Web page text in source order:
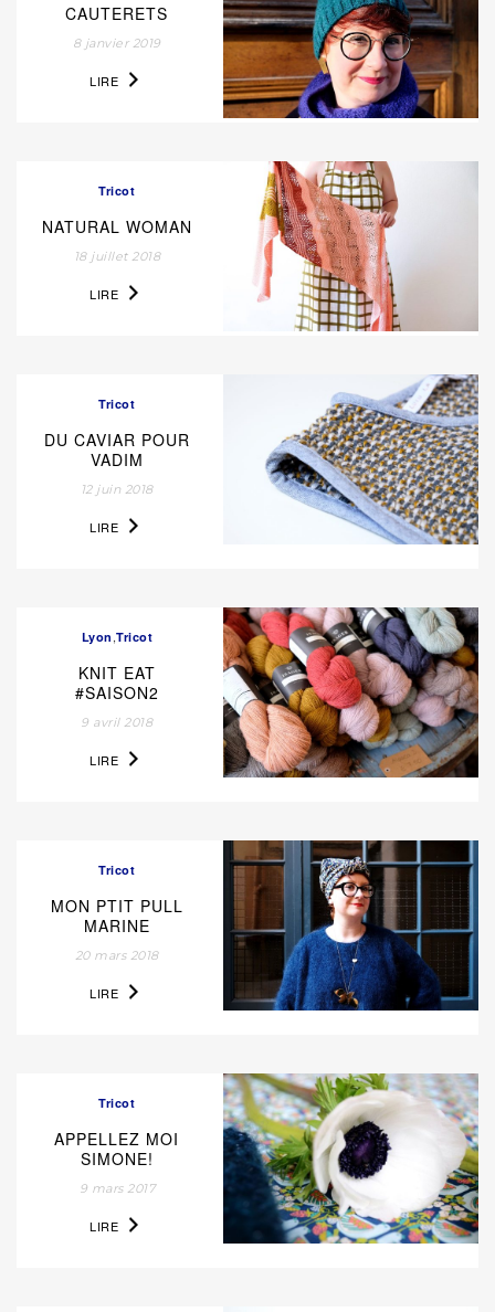
CAUTERETS
8 janvier 2019
LIRE
Tricot
NATURAL WOMAN
18 juillet 2018
LIRE
Tricot
DU CAVIAR POUR
VADIM
12 juin 2018
LIRE
Lyon ,Tricot
KNIT EAT
#SAISON2
9 avril 2018
LIRE
Tricot
MON PTIT PULL
MARINE
20 mars 2018
LIRE
Tricot
APPELLEZ MOI
SIMONE!
9 mars 2017
LIRE